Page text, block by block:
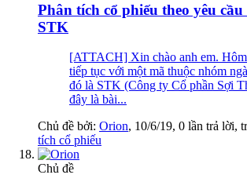
Phân tích cổ phiếu theo yêu
STK
[ATTACH] Xin chào anh em.
tiếp tục với một mã thuộc nhóm
đó là STK (Công ty Cổ phần Sợi
đây là bài...
Chủ đề bởi: Orion, 10/6/19, 0 lần trả lời,
tích cổ phiếu
Chủ đề